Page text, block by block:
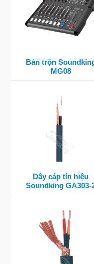
Bàn trộn
MG08
Dây cáp tín hiệu
Soundking GA303-